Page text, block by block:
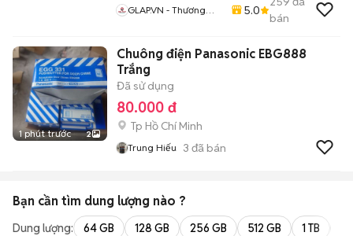
GLAP.VN - Thương
5.0
bán
1 phút trước 2
Chuông điện Panasonic EBG888
Trắng
Đã sử dụng
80.000 đ
Tp Hồ Chí Minh
Trung Hiếu 3 đã bán
Bạn cần tìm dung lượng nào ?
Dung lượng: 64 GB 128 GB 256 GB 512 GB 1 TB